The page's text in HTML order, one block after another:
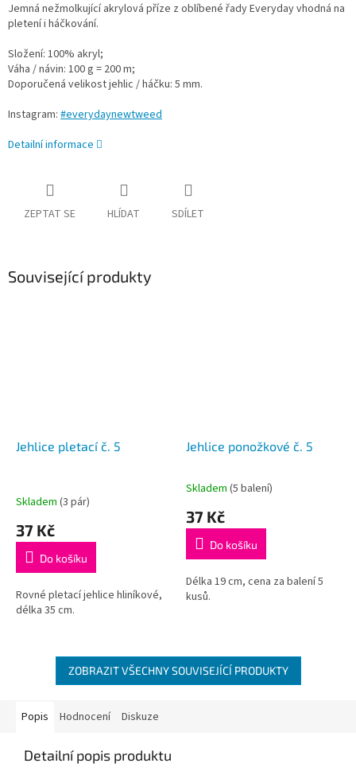
Jemná nežmolkující akrylová příze z oblíbené řady Everyday vhodná na
pletení i háčkování.
Složení: 100% akryl;
Váha / návin: 100 g = 200 m;
Doporučená velikost jehlic / háčku: 5 mm.
Instagram: #everydaynewtweed
Detailní informace
ZEPTAT SE HLÍDAT SDÍLET
Související produkty
Jehlice pletací č. 5
Skladem (3 pár)
37 Kč
Do košíku
Rovné pletací jehlice hliníkové,
délka 35 cm.
Jehlice ponožkové č. 5
Průměrné
produktu
5,0
5
hvězdiček.
Skladem (5 balení)
37 Kč
Do košíku
Délka 19 cm, cena za balení 5
kusů.
ZOBRAZIT VŠECHNY SOUVISEJÍCÍ PRODUKTY
Popis Hodnocení Diskuze
Detailní popis produktu